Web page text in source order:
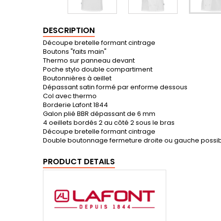
DESCRIPTION
Découpe bretelle formant cintrage
Boutons "faits main"
Thermo sur panneau devant
Poche stylo double compartiment
Boutonnières à œillet
Dépassant satin formé par enforme dessous
Col avec thermo
Borderie Lafont 1844
Galon plié BBR dépassant de 6 mm
4 oeillets bordés 2 au côté 2 sous le bras
Découpe bretelle formant cintrage
Double boutonnage fermeture droite ou gauche
PRODUCT DETAILS